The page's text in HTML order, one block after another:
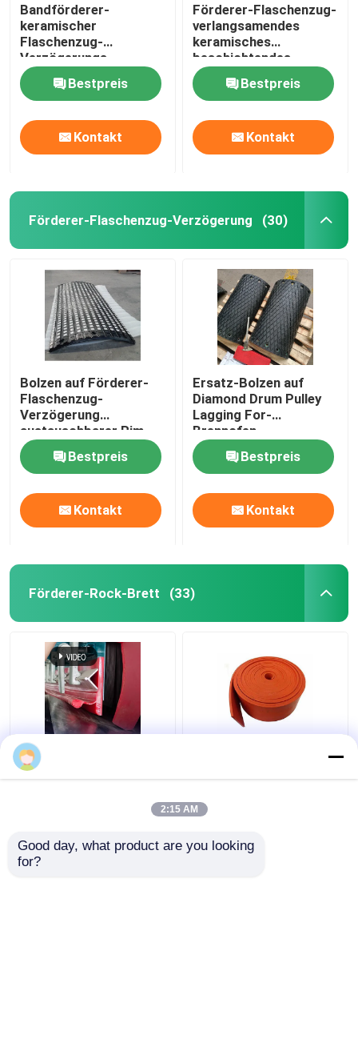
Bandförderer-
keramischer
Flaschenzug-
Verzögerungs-
Trommel-Flaschenzug-
Gummiverzögerung
Bestpreis
Kontakt
Förderer-Flaschenzug-
verlangsamendes
keramisches
beschichtendes
Gummiblatt mit KN-
Klebeschicht
Bestpreis
Kontakt
Förderer-Flaschenzug-Verzögerung (30)
Bolzen auf Förderer-
Flaschenzug-
Verzögerung
austauschbarer Rim
Ceramic Rubber Pulley
LaggingBestpreis
Kontakt
Ersatz-Bolzen auf
Diamond Drum Pulley
Lagging For-
Brennofen-
Futtereimer-Aufzug
Bestpreis
Kontakt
Förderer-Rock-Brett (33)
Gurt, der versiegelnde
Art Uräthan-Umsäumen
Gummiförderer
Skirtboard des duro-
2:15 AM
Good day, what product are you looking
for?